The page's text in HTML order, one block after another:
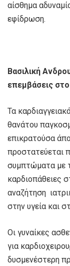
αίσθημα
εφίδρωση.
Βασιλική
επεμβάσεις στο
Τα
θανάτου
επικρατούσα
προστατεύεται
συμπτώματα με
καρδιοπάθειες
αναζήτηση
στην υγεία και
Οι γυναίκες
για
δυσμενέστερη